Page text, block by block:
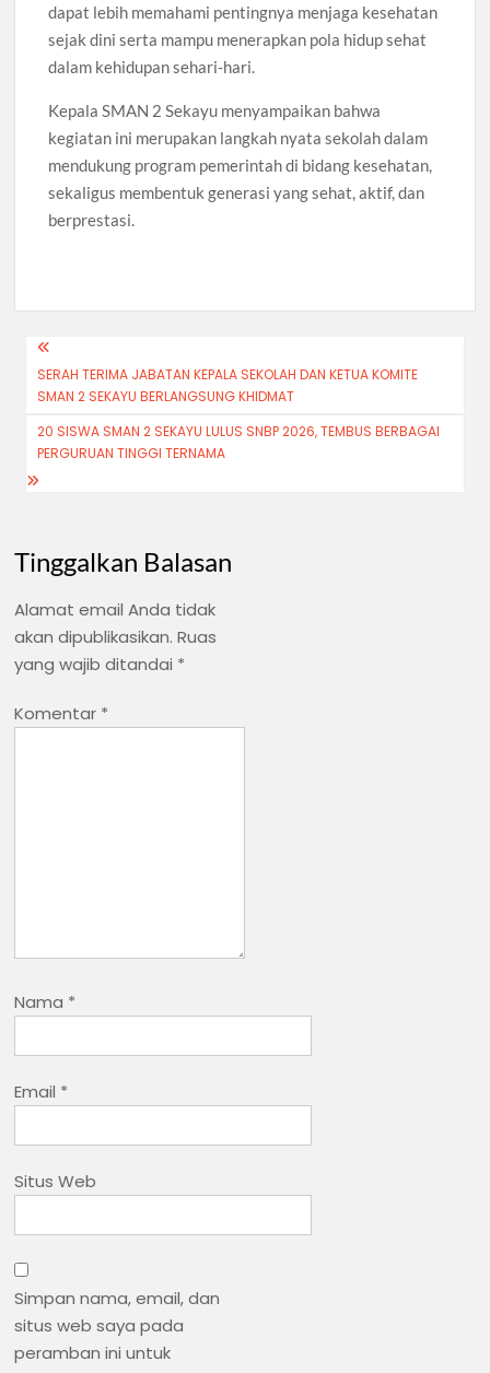
dapat lebih memahami pentingnya menjaga kesehatan
sejak dini serta mampu menerapkan pola hidup sehat
dalam kehidupan sehari-hari.
Kepala SMAN 2 Sekayu menyampaikan bahwa
kegiatan ini merupakan langkah nyata sekolah dalam
mendukung program pemerintah di bidang kesehatan,
sekaligus membentuk generasi yang sehat, aktif, dan
berprestasi.
Navigasi
pos
SERAH TERIMA JABATAN KEPALA SEKOLAH DAN KETUA KOMITE
SMAN 2 SEKAYU BERLANGSUNG KHIDMAT
20 SISWA SMAN 2 SEKAYU LULUS SNBP 2026, TEMBUS BERBAGAI
PERGURUAN TINGGI TERNAMA
Tinggalkan Balasan
Alamat email Anda tidak
akan dipublikasikan. Ruas
yang wajib ditandai *
Komentar *
Nama *
Email *
Situs Web
Simpan nama, email, dan
situs web saya pada
peramban ini untuk